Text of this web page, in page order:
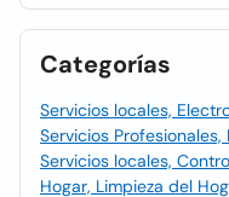
Categorías
Servicios locales,
Servicios Profesionales,
Servicios locales,
Hogar, Limpieza del